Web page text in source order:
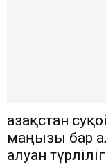
Қазақстан
маңызы бар
алуан